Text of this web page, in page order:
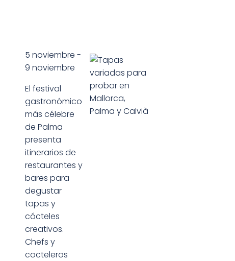
5 noviembre -
9 noviembre
El festival
gastronómico
más célebre
de Palma
presenta
itinerarios de
restaurantes y
bares para
degustar
tapas y
cócteles
creativos.
Chefs y
cocteleros